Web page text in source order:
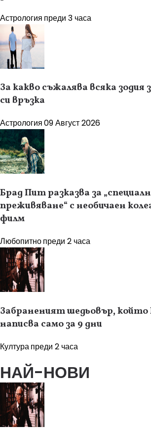
Астрология преди 3 часа
За какво съжалява всяка зодия
си връзка
Астрология09 Август 2026
Брад Пит разказва за
преживяване“ с необичаен
филм
Любопитнопреди 2 часа
Забраненият шедьовър, който
написва само за 9 дни
Културапреди 2 часа
НАЙ-НОВИ